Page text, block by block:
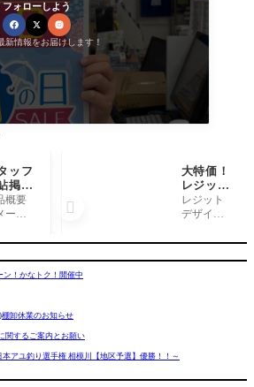
フォローしよう
新情報をお届けします！
ン！かなトク！開催中
卸休業のお知らせ
関するご案内とお願い
アユ釣り選手権 相模川【地区予選】優勝！！～
ッフ
掲
）コ
『A
概要
ーカ
）コ
【商
コメ
ング
ン最
！(o^^
大特価！
レジット
デザイン
『SKUA
オジギン
レジット
デザイン
チウオジ
長:1.88m・
